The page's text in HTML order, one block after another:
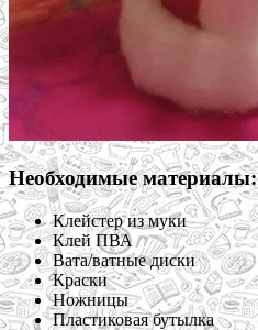
Необходимые материалы:
Клейстер из муки
Клей ПВА
Вата/ватные диски
Краски
Ножницы
Пластиковая бутылка